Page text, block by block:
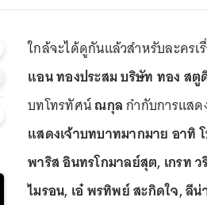
ใกล้จะได้ดูกันแล้วสำหรับละครเ
แอน ทองประสมบริษัท ทอง สตู
บทโทรทัศน์ณกุลกำกับการแสด
แสดงเจ้าบทบาทมากมาย อาทิ
พาริส อินทรโกมาลย์สุต, เกรท
ไมรอน, เอ๋ พรทิพย์ สะกิดใจ, ลี